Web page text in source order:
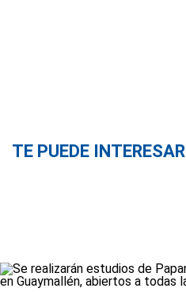
TE PUEDE INTERESAR